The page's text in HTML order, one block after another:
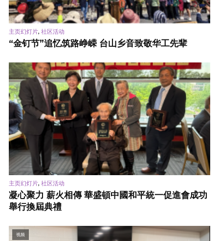
主页幻灯片, 社区活动
“金钉节”追忆筑路峥嵘 台山乡音致敬华工先辈
主页幻灯片, 社区活动
凝心聚力 薪火相傳 華盛頓中國和平統一促進會成功
舉行換屆典禮
视频